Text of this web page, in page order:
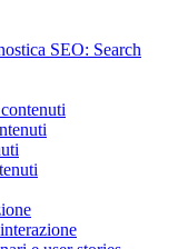
SEO: Search